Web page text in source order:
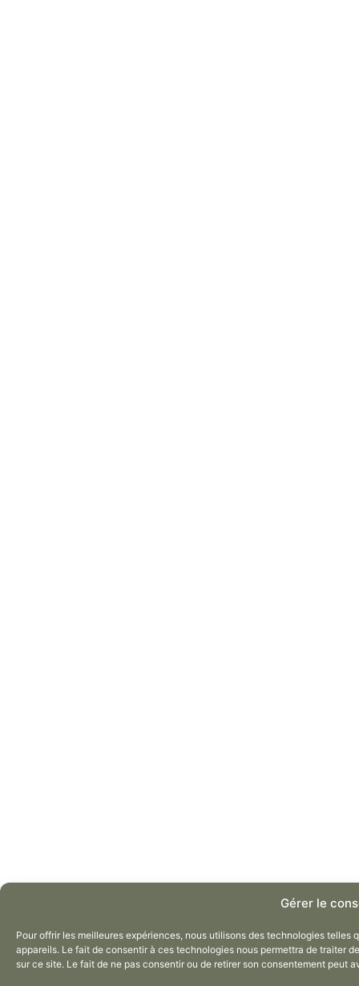
Gérer le
Pour offrir les meilleures expériences, nous utilisons des technologies
appareils. Le fait de consentir à ces technologies nous permettra de traiter
sur ce site. Le fait de ne pas consentir ou de retirer son consentement